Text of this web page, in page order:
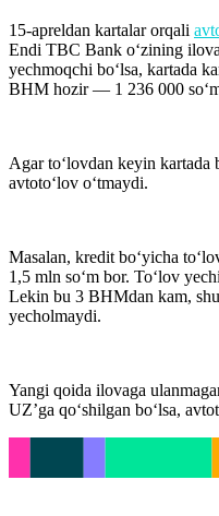
15-apreldan kartalar orqali
Endi TBC Bank o‘zining
yechmoqchi bo‘lsa, kartada
BHM hozir — 1 236 000
Agar to‘lovdan keyin kartada
avtoto‘lov o‘tmaydi.
Masalan, kredit bo‘yicha
1,5 mln so‘m bor. To‘lov
Lekin bu 3 BHMdan kam,
yecholmaydi.
Yangi qoida ilovaga
UZ’ga qo‘shilgan bo‘lsa,